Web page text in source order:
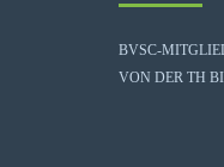
BVSC-
VON DER TH